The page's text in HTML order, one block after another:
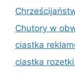
Chutory w
ciastka
ciastka